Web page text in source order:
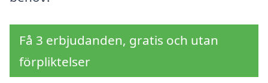
Få 3 erbjudanden, gratis och utan
förpliktelser